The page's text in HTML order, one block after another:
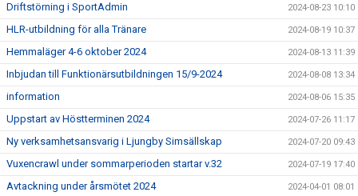
Driftstörning i SportAdmin 2024-08-23 10:10
HLR-utbildning för alla Tränare 2024-08-19 10:37
Hemmaläger 4-6 oktober 2024 2024-08-13 11:39
Inbjudan till Funktionärsutbildningen 15/9-2024 2024-08-08 13:34
information 2024-08-06 15:35
Uppstart av Höstterminen 2024 2024-07-26 11:17
Ny verksamhetsansvarig i Ljungby Simsällskap 2024-07-20 09:43
Vuxencrawl under sommarperioden startar v.32 2024-07-19 17:40
Avtackning under årsmötet 2024 2024-04-01 08:01